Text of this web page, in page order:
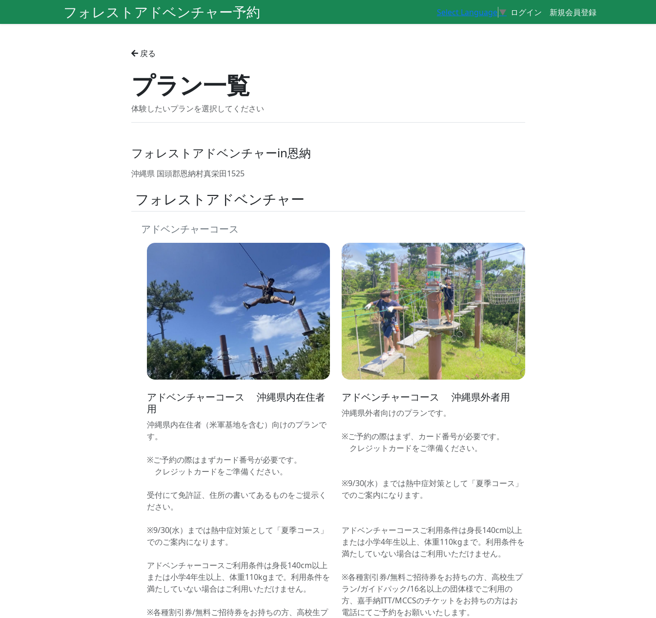
フォレストアドベンチャー予約 Select Language▼ ログイン 新規会員登録
戻る
プラン一覧
体験したいプランを選択してください
フォレストアドベンチャーin恩納
沖縄県 国頭郡恩納村真栄田1525
フォレストアドベンチャー
アドベンチャーコース
アドベンチャーコース 沖縄県内在住者
用
沖縄県内在住者（米軍基地を含む）向けのプランで
す。
※ご予約の際はまずカード番号が必要です。
クレジットカードをご準備ください。
受付にて免許証、住所の書いてあるものをご提示く
ださい。
※9/30(水）までは熱中症対策として「夏季コース」
でのご案内になります。
アドベンチャーコースご利用条件は身長140cm以上
または小学4年生以上、体重110kgまで。利用条件を
満たしていない場合はご利用いただけません。
※各種割引券/無料ご招待券をお持ちの方、高校生プ
アドベンチャーコース 沖縄県外者用
沖縄県外者向けのプランです。
※ご予約の際はまず、カード番号が必要です。
クレジットカードをご準備ください。
※9/30(水）までは熱中症対策として「夏季コース」
でのご案内になります。
アドベンチャーコースご利用条件は身長140cm以上
または小学4年生以上、体重110kgまで。利用条件を
満たしていない場合はご利用いただけません。
※各種割引券/無料ご招待券をお持ちの方、高校生プ
ラン/ガイドパック/16名以上の団体様でご利用の
方、嘉手納ITT/MCCSのチケットをお持ちの方はお
電話にてご予約をお願いいたします。